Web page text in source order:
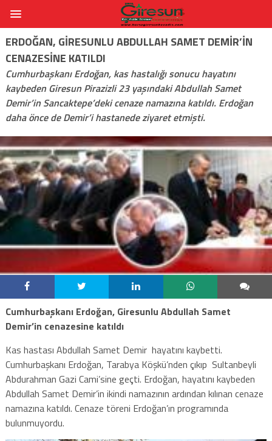
ERDOĞAN, GIRESUNLU ABDULLAH SAMET DEMIR’IN
CENAZESINE KATILDI
Cumhurbaşkanı Erdoğan, kas hastalığı sonucu hayatını
kaybeden Giresun Pirazizli 23 yaşındaki Abdullah Samet
Demir’in Sancaktepe’deki cenaze namazına katıldı. Erdoğan
daha önce de Demir’i hastanede ziyaret etmişti.
Cumhurbaşkanı Erdoğan, Giresunlu Abdullah Samet
Demir’in cenazesine katıldı
Kas hastası Abdullah Samet Demir hayatını kaybetti.
Cumhurbaşkanı Erdoğan, Tarabya Köşkü’nden çıkıp Sultanbeyli
Abdurahman Gazi Cami’sine geçti. Erdoğan, hayatını kaybeden
Abdullah Samet Demir’in ikindi namazının ardından kılınan cenaze
namazına katıldı. Cenaze töreni Erdoğan’ın programında
bulunmuyordu.